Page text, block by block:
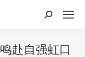
搜
赴自强虹口